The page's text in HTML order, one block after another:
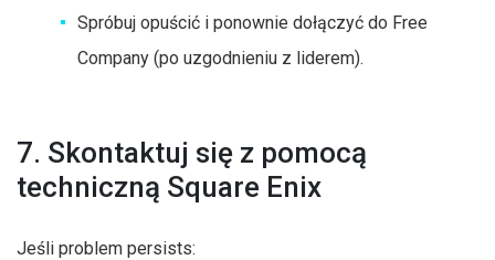
Spróbuj opuścić i ponownie dołączyć do Free
Company (po uzgodnieniu z liderem).
7. Skontaktuj się z pomocą
techniczną Square Enix
Jeśli problem persists: